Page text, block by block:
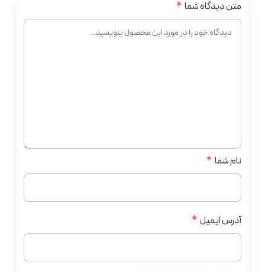
نام شما *
آدرس ایمیل *
متن دیدگاه شما *